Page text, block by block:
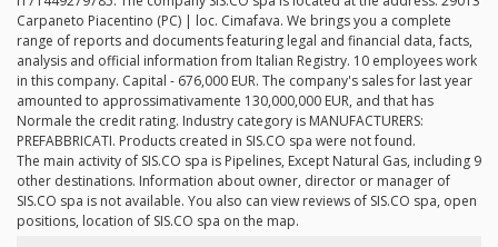
Carpaneto Piacentino (PC) | loc. Cimafava. We brings you a complete
range of reports and documents featuring legal and financial data, facts,
analysis and official information from Italian Registry. 10 employees work
in this company. Capital - 676,000 EUR. The company's sales for last year
amounted to approssimativamente 130,000,000 EUR, and that has
Normale the credit rating. Industry category is MANUFACTURERS:
PREFABBRICATI. Products created in SIS.CO spa were not found.
The main activity of SIS.CO spa is Pipelines, Except Natural Gas, including 9
other destinations. Information about owner, director or manager of
SIS.CO spa is not available. You also can view reviews of SIS.CO spa, open
positions, location of SIS.CO spa on the map.